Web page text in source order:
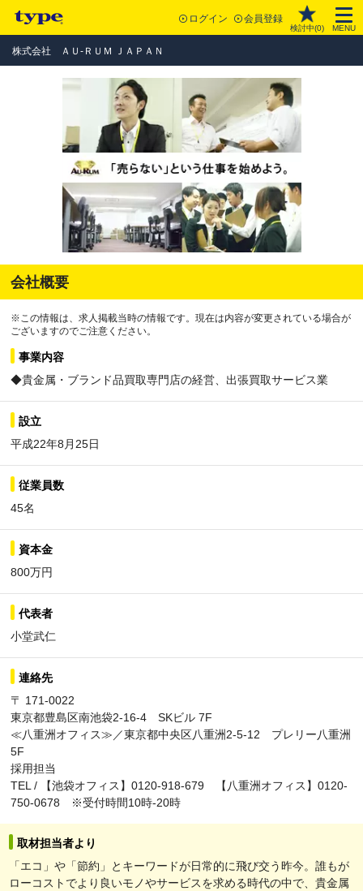
ログイン 会員登録
検討中(0) MENU
株式会社 ＡＵ-ＲＵＭ ＪＡＰＡＮ
会社概要
※この情報は、求人掲載当時の情報です。現在は内容が変更されている場合が
ございますのでご注意ください。
事業内容
◆貴金属・ブランド品買取専門店の経営、出張買取サービス業
設立
平成22年8月25日
従業員数
45名
資本金
800万円
代表者
小堂武仁
連絡先
〒 171-0022
東京都豊島区南池袋2-16-4 SKビル 7F
≪八重洲オフィス≫／東京都中央区八重洲2-5-12 プレリー八重洲
5F
採用担当
TEL / 【池袋オフィス】0120-918-679 【八重洲オフィス】0120-
750-0678 ※受付時間10時-20時
取材担当者より
「エコ」や「節約」とキーワードが日常的に飛び交う昨今。誰もが
ローコストでより良いモノやサービスを求める時代の中で、貴金属